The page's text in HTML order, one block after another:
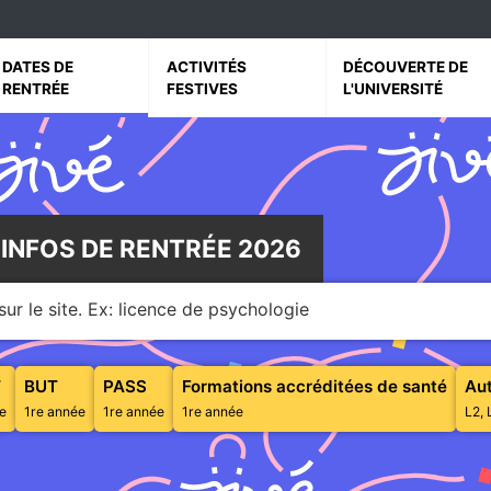
DATES DE
RENTRÉE
ACTIVITÉS
FESTIVES
DÉCOUVERTE DE
L'UNIVERSITÉ
DE RENTRÉE 2026
le site. Ex: licence de psychologie
Diplôme d'Études Universitaires Scientifiques et Techniques
BUTBachelor Universitaire de Technologie
1re année
PASSParcours d'Accès Spécifique Santé
1re année
Formations accréditées de santé
1re année L2,